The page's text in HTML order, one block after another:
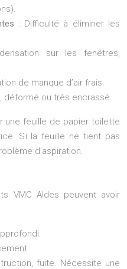
: Difficulté à éliminer les
sur les fenêtres,
de manque d’air frais.
déformé ou très encrassé.
une feuille de papier toilette
Si la feuille ne tient pas
d’aspiration.
VMC Aldes peuvent avoir
fuite. Nécessite une